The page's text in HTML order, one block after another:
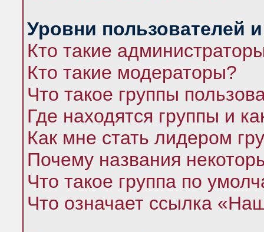
Уровни пользователей
Кто такие
Кто такие модераторы?
Что такое группы
Где находятся группы и
Как мне стать лидером
Почему названия
Что такое группа по
Что означает ссылка